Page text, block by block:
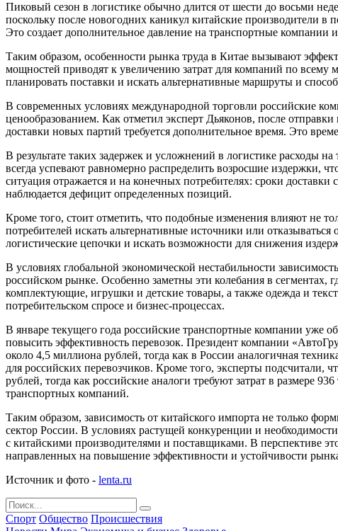
Пиковый сезон в логистике обычно длится от шести до восьми
поскольку после новогодних каникул китайские производители
Это создает дополнительное давление на транспортные компании
Таким образом, особенности рынка труда в Китае вызывают
мощностей приводят к увеличению затрат для компаний по всему
планировать поставки и искать альтернативные маршруты и
В современных условиях международной торговли российские
ценообразованием. Как отметил эксперт Дьяконов, после
доставки новых партий требуется дополнительное время. Это
В результате таких задержек и усложнений в логистике расходы
всегда успевают равномерно распределить возросшие издержки,
ситуация отражается и на конечных потребителях: сроки
наблюдается дефицит определенных позиций.
Кроме того, стоит отметить, что подобные изменения влияют не
потребителей искать альтернативные источники или
логистические цепочки и искать возможности для снижения
В условиях глобальной экономической нестабильности
российском рынке. Особенно заметны эти колебания в сегментах,
комплектующие, игрушки и детские товары, а также одежда и
потребительском спросе и бизнес-процессах.
В январе текущего года российские транспортные компании уже
повысить эффективность перевозок. Президент компании
около 4,5 миллиона рублей, тогда как в России аналогичная
для российских перевозчиков. Кроме того, эксперты подсчитали,
рублей, тогда как российские аналоги требуют затрат в размере
транспортных компаний.
Таким образом, зависимость от китайского импорта не только
сектор России. В условиях растущей конкуренции и
с китайскими производителями и поставщиками. В перспективе
направленных на повышение эффективности и устойчивости
Источник и фото - lenta.ru
Спорт Общество Происшествия